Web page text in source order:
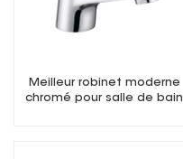
Meilleur robinet moderne
chromé pour salle de bain